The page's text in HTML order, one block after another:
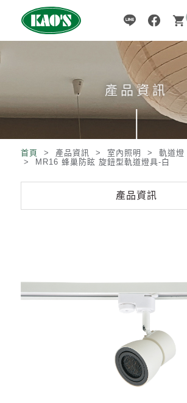
shopping_cart
產品資訊
首頁 > 產品資訊 > 室內照明 > 軌道燈
>
MR16 蜂巢防眩 旋鈕型軌道燈具-白
產品資訊